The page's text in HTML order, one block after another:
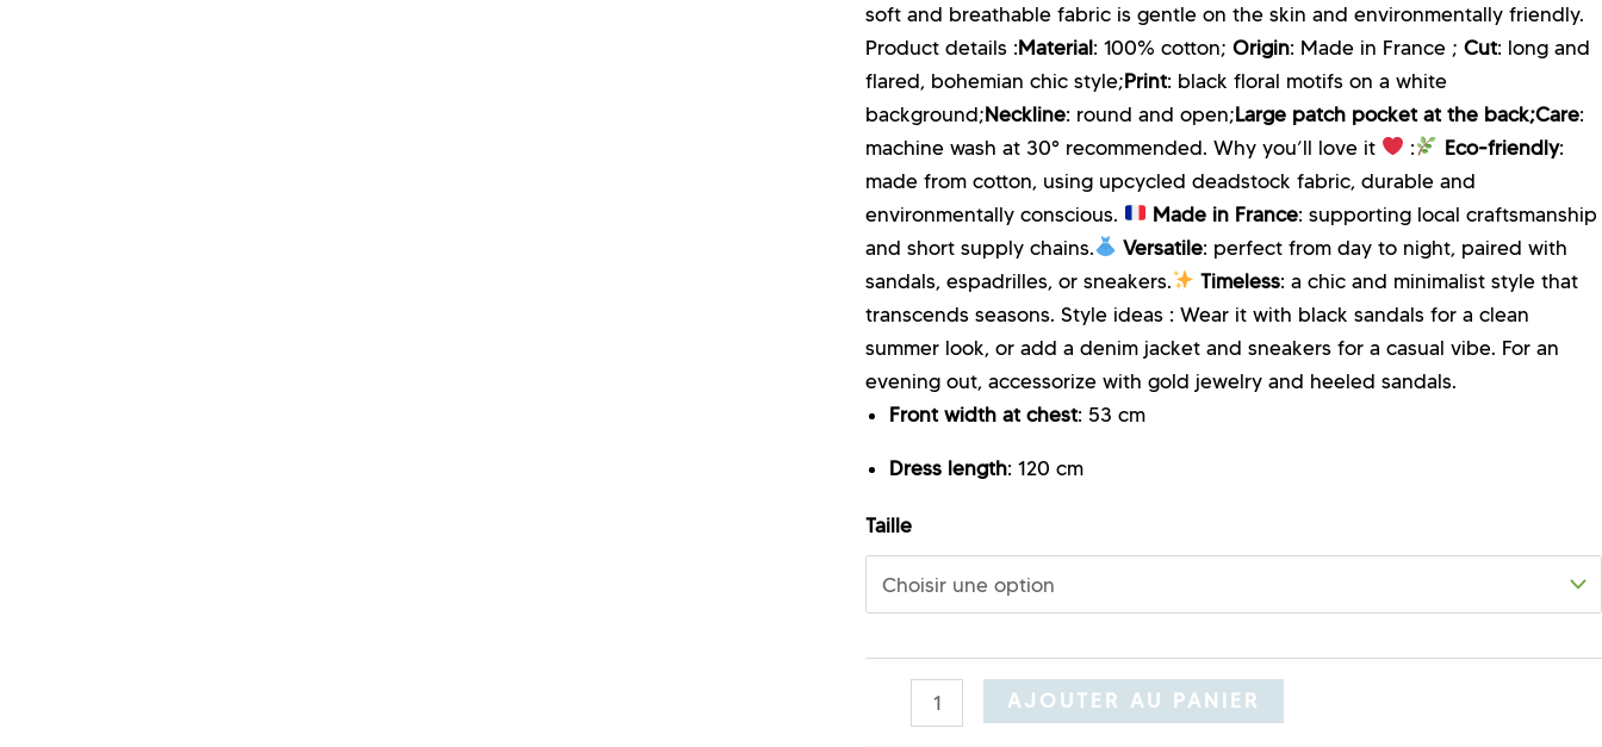
soft and breathable fabric is gentle on the skin and environmentally friendly.
Product details :Material: 100% cotton; Origin: Made in France ; Cut: long and
flared, bohemian chic style;Print: black floral motifs on a white
background;Neckline: round and open;Large patch pocket at the back;Care:
machine wash at 30° recommended. Why you’ll love it
: Eco-friendly:
made from cotton, using upcycled deadstock fabric, durable and
environmentally conscious.
Made in France: supporting local craftsmanship
and short supply chains.
Versatile: perfect from day to night, paired with
sandals, espadrilles, or sneakers.
Timeless: a chic and minimalist style that
transcends seasons. Style ideas : Wear it with black sandals for a clean
summer look, or add a denim jacket and sneakers for a casual vibe. For an
evening out, accessorize with gold jewelry and heeled sandals.
Front width at chest: 53 cm
Dress length: 120 cm
Taille
AJOUTER AU PANIER